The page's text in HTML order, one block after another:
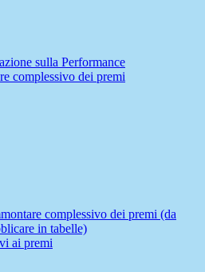
sulla Performance
complessivo dei premi
complessivo dei premi (da
in tabelle)
ai premi